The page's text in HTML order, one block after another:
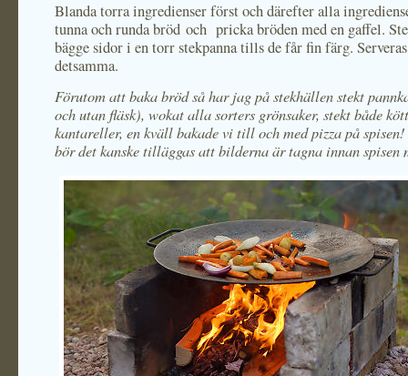
Blanda torra ingredienser först och därefter alla
tunna och runda bröd och pricka bröden med en gaffel.
bägge sidor i en torr stekpanna tills de får fin färg.
detsamma.
Förutom att baka bröd så har jag på stekhällen stekt
och utan fläsk), wokat alla sorters grönsaker, stekt både
kantareller, en kväll bakade vi till och med pizza på spisen!
bör det kanske tilläggas att bilderna är tagna innan spisen